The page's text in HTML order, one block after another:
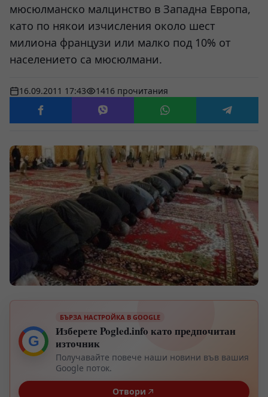
мюсюлманско малцинство в Западна Европа,
като по някои изчисления около шест
милиона французи или малко под 10% от
населението са мюсюлмани.
16.09.2011 17:43 1416 прочитания
G
БЪРЗА НАСТРОЙКА В GOOGLE
Изберете Pogled.info като предпочитан
източник
Получавайте повече наши новини във вашия
Google поток.
Отвори